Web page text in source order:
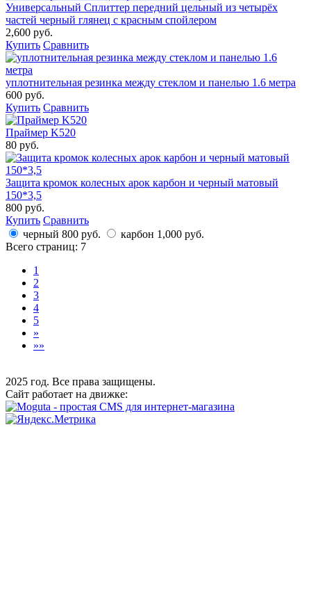
Универсальный Сплиттер передний цельный из четырёх
частей черный глянец с красным спойлером
2,600 руб.
Купить Сравнить
уплотнительная резинка между стеклом и панелью 1.6 метра
600 руб.
Купить Сравнить
Праймер K520
80 руб.
Защита кромок колесных арок карбон и черный матовый
150*3,5
800 руб.
Купить Сравнить
черный 800 руб. карбон 1,000 руб.
Всего страниц: 7
1
2
3
4
5
»
»»
2025 год. Все права защищены.
Сайт работает на движке: